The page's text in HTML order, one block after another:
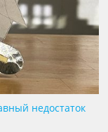
недостаток